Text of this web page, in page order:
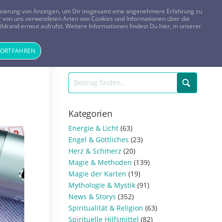
FRAGEN? KOSTENLOS ANRUFEN: 0800-8478266
Magazin ANMELDEN REGISTRIEREN
Kategorien
Energie & Licht (63)
Engel & Göttliches (23)
Herz & Schmerz (20)
Magie & Methoden (139)
Magie der Karten (19)
Mythologie & Mystik (91)
News & Storys (352)
Spiritualität & Religion (63)
Spirituelle Hilfsmittel (82)
von Anzeigen, um Dir insgesamt eine angenehmere Erfahrung zu
uns verwendeten Arten von Cookies und Informationen über die
erneut aufrufst. Weitere Informationen findest Du hier, in unserer